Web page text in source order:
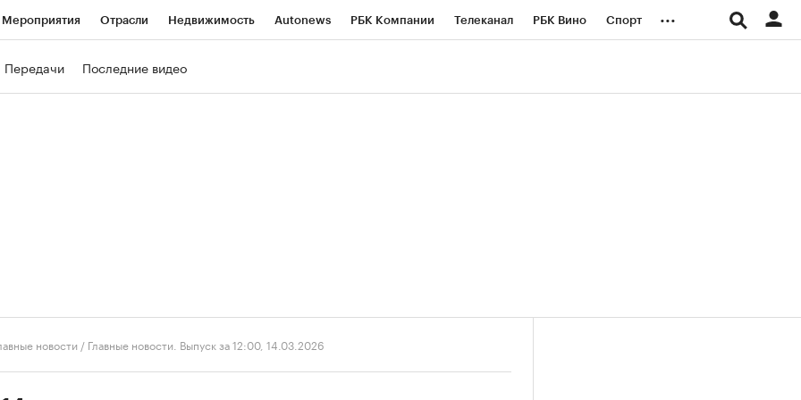
Мероприятия Отрасли Недвижимость Autonews РБК Компании Телеканал РБК Вино Спорт ...
Передачи Последние видео
новости / Главные новости. Выпуск за 12:00, 14.03.2026